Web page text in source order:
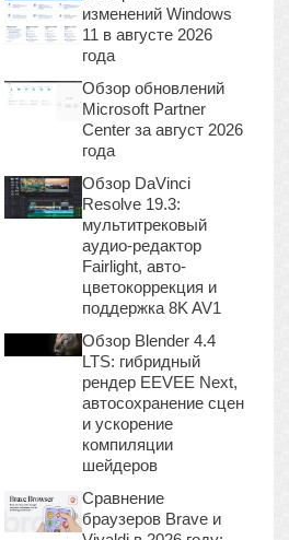
изменений Windows
11 в августе 2026
года
Обзор обновлений
Microsoft Partner
Center за август 2026
года
Обзор DaVinci
Resolve 19.3:
мультитрековый
аудио-редактор
Fairlight, авто-
цветокоррекция и
поддержка 8K AV1
Обзор Blender 4.4
LTS: гибридный
рендер EEVEE Next,
автосохранение сцен
и ускорение
компиляции
шейдеров
Сравнение
браузеров Brave и